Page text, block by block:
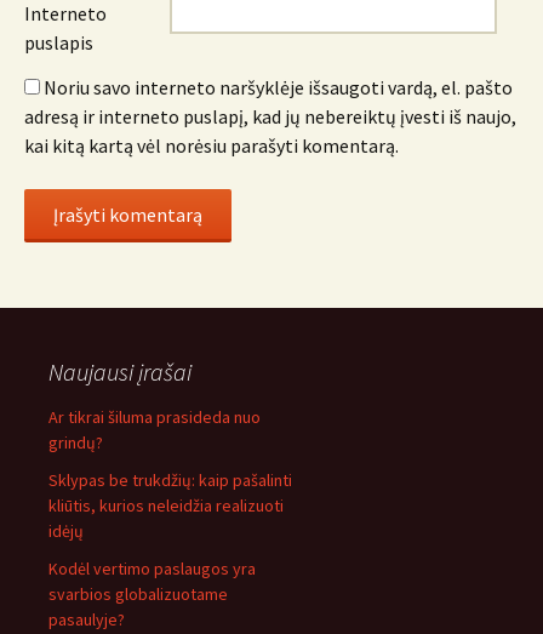
Interneto
puslapis
Noriu savo interneto naršyklėje išsaugoti vardą, el. pašto
adresą ir interneto puslapį, kad jų nebereiktų įvesti iš naujo,
kai kitą kartą vėl norėsiu parašyti komentarą.
Naujausi įrašai
Ar tikrai šiluma prasideda nuo
grindų?
Sklypas be trukdžių: kaip pašalinti
kliūtis, kurios neleidžia realizuoti
idėjų
Kodėl vertimo paslaugos yra
svarbios globalizuotame
pasaulyje?